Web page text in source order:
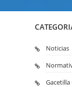
Noticias
Gacetilla